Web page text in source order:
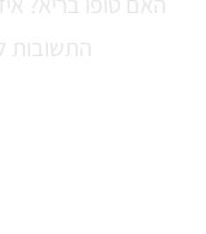
התשובות